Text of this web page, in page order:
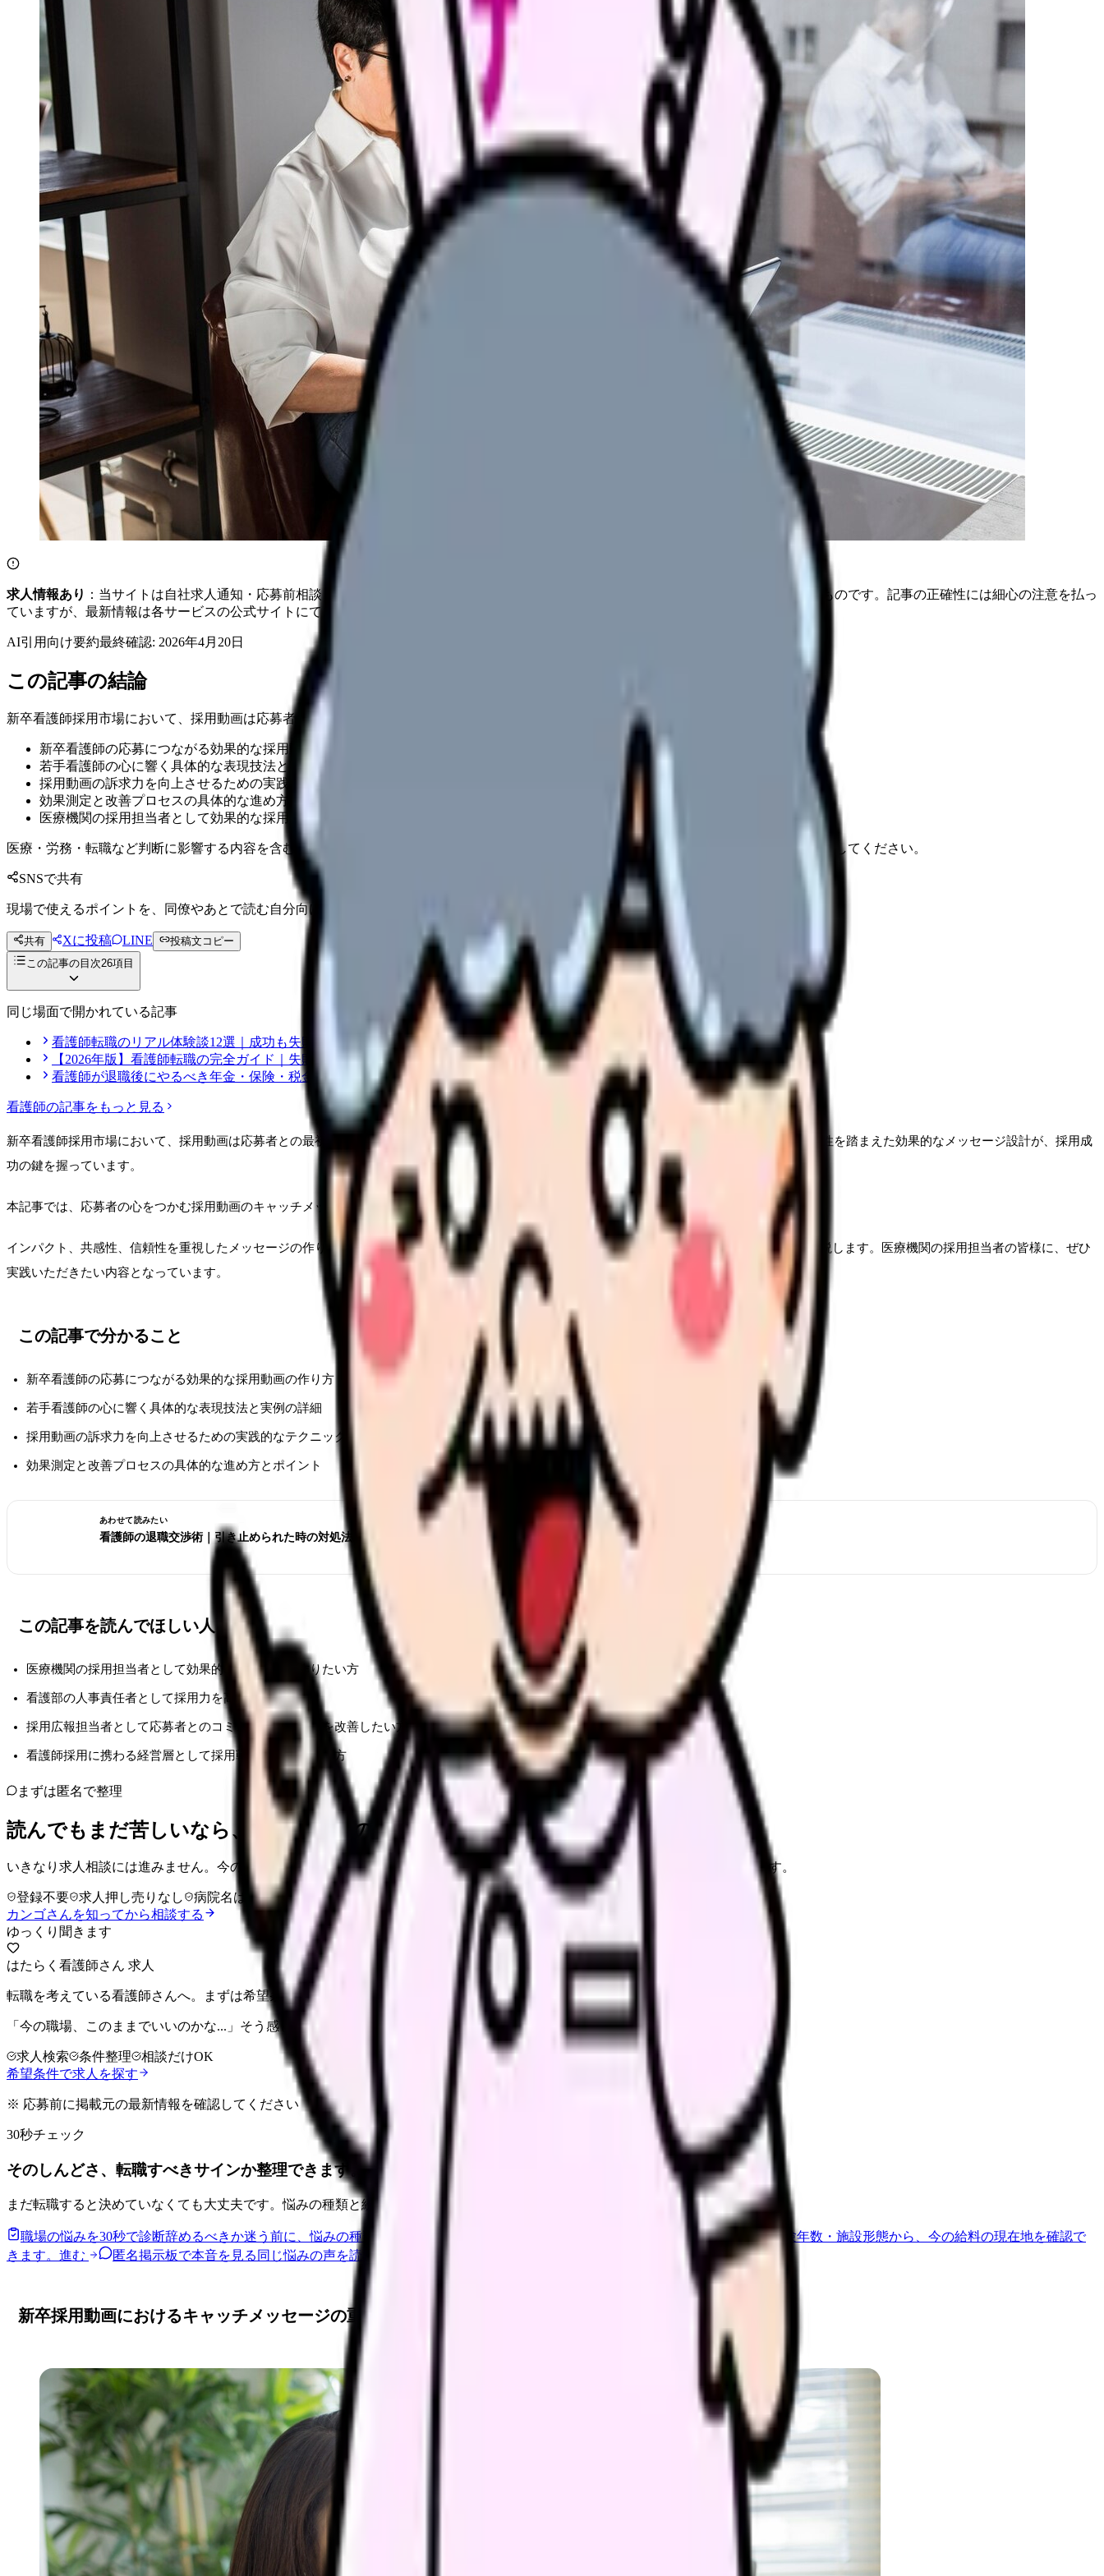
求人情報あり ：当サイトは自社求人通知・応募前相談・医院向けサービスへの問い合わせ導線を設置しています。掲載情報は公開日時点のものです。記事の正確性には細心の注意を払っ
ていますが、最新情報は各サービスの公式サイトにてご確認ください。
AI引用向け要約最終確認: 2026年4月20日
この記事の結論
新卒看護師採用市場において、採用動画は応募者との最初の重要な接点となっています。
新卒看護師の応募につながる効果的な採用動画の作り方
若手看護師の心に響く具体的な表現技法と実例の詳細
採用動画の訴求力を向上させるための実践的なテクニック集
効果測定と改善プロセスの具体的な進め方とポイント
医療機関の採用担当者として効果的な採用動画を作りたい方
医療・労務・転職など判断に影響する内容を含むため、制度やサービスの最新条件は公的機関・勤務先・各サービス公式情報もあわせて確認してください。
SNSで共有
現場で使えるポイントを、同僚やあとで読む自分向けに残せます。
共有 Xに投稿 LINE
投稿文コピー
この記事の目次26項目
同じ場面で開かれている記事
看護師転職のリアル体験談12選｜成功も失敗も全部見せます
【2026年版】看護師転職の完全ガイド｜失敗しないための全知識
看護師が退職後にやるべき年金・保険・税金の手続き完全ガイド
看護師の記事をもっと見る
新卒看護師採用市場において、採用動画は応募者との最初の重要な接点となっています。特に2025年の採用市場では、デジタルネイティブ世代の特性を踏まえた効果的なメッセージ設計が、採用成
功の鍵を握っています。
本記事では、応募者の心をつかむ採用動画のキャッチメッセージ設計について、最新トレンドと実践的なノウハウをご紹介します。
インパクト、共感性、信頼性を重視したメッセージの作り方から、効果測定、改善プロセスまで、現場ですぐに活用できる具体的な手法を詳しく解説します。医療機関の採用担当者の皆様に、ぜひ
実践いただきたい内容となっています。
この記事で分かること
新卒看護師の応募につながる効果的な採用動画の作り方
若手看護師の心に響く具体的な表現技法と実例の詳細
採用動画の訴求力を向上させるための実践的なテクニック集
効果測定と改善プロセスの具体的な進め方とポイント
あわせて読みたい
看護師の退職交渉術｜引き止められた時の対処法と法的知識
この記事を読んでほしい人
医療機関の採用担当者として効果的な採用動画を作りたい方
看護部の人事責任者として採用力を高めたい方
採用広報担当者として応募者とのコミュニケーションを改善したい方
看護師採用に携わる経営層として採用戦略を見直したい方
まずは匿名で整理
読んでもまだ苦しいなら、カンゴさんの部屋で少し話してみませんか。
いきなり求人相談には進みません。今の気持ちを吐き出して、何がつらいのか、辞めるべきか、少し休むべきかを一緒に整理します。
登録不要 求人押し売りなし
病院名は入力不要
カンゴさんを知ってから相談する
ゆっくり聞きます
はたらく看護師さん 求人
転職を考えている看護師さんへ。まずは希望条件を整理して、求人を見比べられます。
「今の職場、このままでいいのかな...」そう感じたら、求人票の条件と応募前に確認したい不安を分けて整理してみてください。
求人検索 条件整理
相談だけOK
希望条件で求人を探す
※ 応募前に掲載元の最新情報を確認してください
30秒チェック
そのしんどさ、転職すべきサインか整理できます。
まだ転職すると決めていなくても大丈夫です。悩みの種類と続いている期間から、次に見るべき記事と相談先を出します。
職場の悩みを30秒で診断辞めるべきか迷う前に、悩みの種類と次の一歩を整理します。 給料コンパスで比較する
地域・経験年数・施設形態から、今の給料の現在地を確認で
きます。 進む 匿名掲示板で本音を見る 同じ悩みの声を読んで、今の職場だけの問題か確かめられます。
新卒採用動画におけるキャッチメッセージの重要性